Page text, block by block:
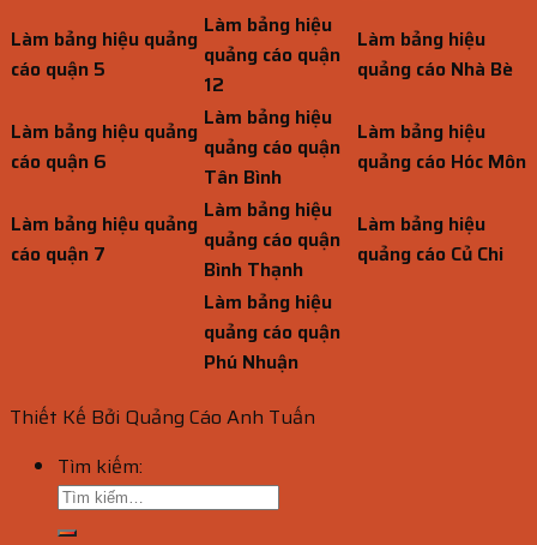
Làm bảng hiệu quảng
cáo quận 5
Làm bảng hiệu
quảng cáo quận
12
Làm bảng hiệu
quảng cáo Nhà Bè
Làm bảng hiệu quảng
cáo quận 6
Làm bảng hiệu
quảng cáo quận
Tân Bình
Làm bảng hiệu
quảng cáo Hóc Môn
Làm bảng hiệu quảng
cáo quận 7
Làm bảng hiệu
quảng cáo quận
Bình Thạnh
Làm bảng hiệu
quảng cáo Củ Chi
Làm bảng hiệu
quảng cáo quận
Phú Nhuận
Thiết Kế Bởi Quảng Cáo Anh Tuấn
Tìm kiếm: